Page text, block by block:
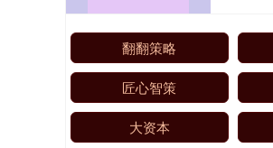
翻翻策略
匠心智策
大资本